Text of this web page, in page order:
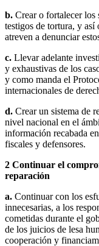
b. Crear o fortalecer los
testigos de tortura, y así
atreven a denunciar
c. Llevar adelante
y exhaustivas de los
y como manda el
internacionales de
d. Crear un sistema de
nivel nacional en el
información recabada
fiscales y defensores.
2 Continuar el
reparación
a. Continuar con los
innecesarias, a los
cometidas durante el
de los juicios de lesa
cooperación y